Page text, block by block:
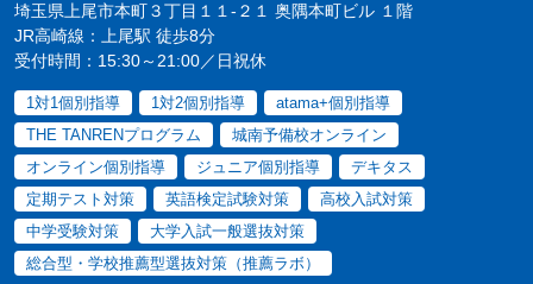
埼玉県上尾市本町３丁目１１-２１ 奥隅本町ビル １階
JR高崎線：上尾駅 徒歩8分
受付時間：15:30～21:00／日祝休
1対1個別指導 1対2個別指導
atama+個別指導
THE TANRENプログラム
城南予備校オンライン
オンライン個別指導
ジュニア個別指導
デキタス
定期テスト対策
英語検定試験対策
高校入試対策
中学受験対策
大学入試一般選抜対策
総合型・学校推薦型選抜対策（推薦ラボ）